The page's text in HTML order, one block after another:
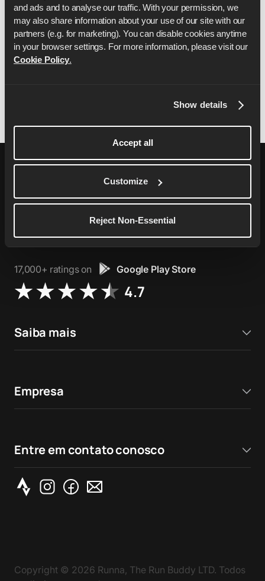
and ads and to analyse our traffic. With your permission, we
may also share information about your use of our site with our
partners (e.g. for marketing). You can disable cookies anytime
in your browser settings. For more information, please visit our
Cookie Policy.
Show details
Accept all
Customize
Reject Non-Essential
Estes termos e condições serão regidos e
interpretados exclusivamente de acordo com as
leis da Inglaterra, e as partes concordam em se
submeter à jurisdição exclusiva dos Tribunais da
Inglaterra, incluindo a busca de todas as ações
76,000+ ratings on Apple App Store
4.9
17,000+ ratings on Google Play Store
4.7
Saiba mais
Empresa
Entre em contato conosco
Copyright © 2026 Runna, The Run Buddy LTD. Todos